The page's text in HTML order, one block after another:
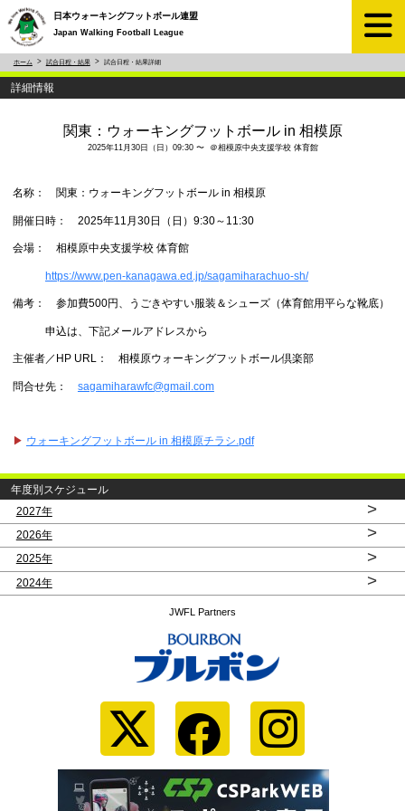
日本ウォーキングフットボール連盟
Japan Walking Football League
ホーム 試合日程・結果 試合日程・結果詳細
詳細情報
関東：ウォーキングフットボール in 相模原
2025年11月30日（日）09:30 〜 ＠相模原中央支援学校 体育館
名称： 関東：ウォーキングフットボール in 相模原
開催日時： 2025年11月30日（日）9:30～11:30
会場： 相模原中央支援学校 体育館
https://www.pen-kanagawa.ed.jp/sagamiharachuo-sh/
備考： 参加費500円、うごきやすい服装＆シューズ（体育館用平らな靴底）
申込は、下記メールアドレスから
主催者／HP URL： 相模原ウォーキングフットボール倶楽部
問合せ先： sagamiharawfc@gmail.com
▶ ウォーキングフットボール in 相模原チラシ.pdf
年度別スケジュール
2027年
>
2026年 >
2025年 >
2024年 >
JWFL Partners